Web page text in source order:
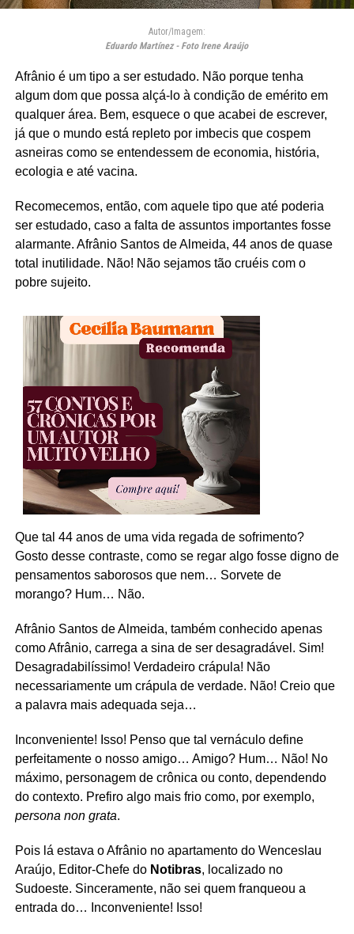
Autor/Imagem:
Eduardo Martínez - Foto Irene Araújo
Afrânio é um tipo a ser estudado. Não porque tenha
algum dom que possa alçá-lo à condição de emérito em
qualquer área. Bem, esquece o que acabei de escrever,
já que o mundo está repleto por imbecis que cospem
asneiras como se entendessem de economia, história,
ecologia e até vacina.
Recomecemos, então, com aquele tipo que até poderia
ser estudado, caso a falta de assuntos importantes fosse
alarmante. Afrânio Santos de Almeida, 44 anos de quase
total inutilidade. Não! Não sejamos tão cruéis com o
pobre sujeito.
Que tal 44 anos de uma vida regada de sofrimento?
Gosto desse contraste, como se regar algo fosse digno de
pensamentos saborosos que nem… Sorvete de
morango? Hum… Não.
Afrânio Santos de Almeida, também conhecido apenas
como Afrânio, carrega a sina de ser desagradável. Sim!
Desagradabilíssimo! Verdadeiro crápula! Não
necessariamente um crápula de verdade. Não! Creio que
a palavra mais adequada seja…
Inconveniente! Isso! Penso que tal vernáculo define
perfeitamente o nosso amigo… Amigo? Hum… Não! No
máximo, personagem de crônica ou conto, dependendo
do contexto. Prefiro algo mais frio como, por exemplo,
persona non grata.
Pois lá estava o Afrânio no apartamento do Wenceslau
Araújo, Editor-Chefe do Notibras, localizado no
Sudoeste. Sinceramente, não sei quem franqueou a
entrada do… Inconveniente! Isso!